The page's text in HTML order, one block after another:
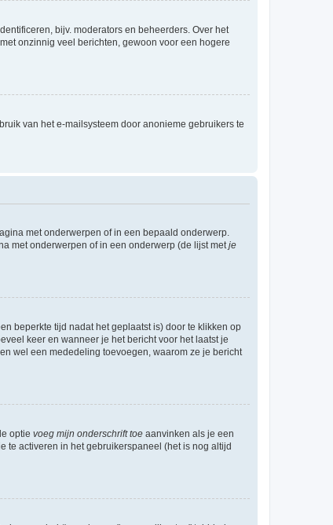
bijv. moderators en beheerders. Over het
onzinnig veel berichten, gewoon voor een hogere
van het e-mailsysteem door anonieme gebruikers te
met onderwerpen of in een bepaald onderwerp.
met onderwerpen of in een onderwerp (de lijst met je
beperkte tijd nadat het geplaatst is) door te klikken op
keer en wanneer je het bericht voor het laatst je
wel een mededeling toevoegen, waarom ze je bericht
optie voeg mijn onderschrift toe aanvinken als je een
te activeren in het gebruikerspaneel (het is nog altijd